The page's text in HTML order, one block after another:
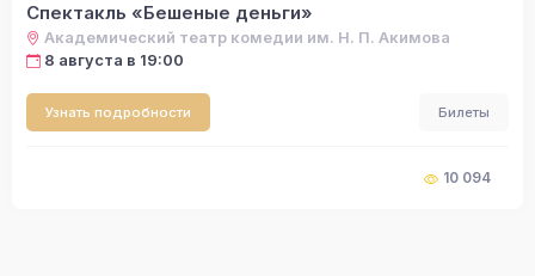
Спектакль «Бешеные деньги»
Академический театр комедии им. Н. П. Акимова
8 августа в 19:00
Узнать подробности Билеты
10 094